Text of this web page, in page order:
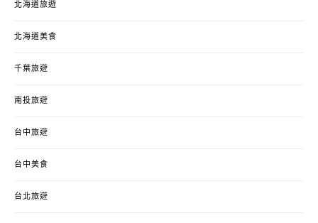
北海道旅遊
北海道美食
千葉旅遊
南投旅遊
台中旅遊
台中美食
台北旅遊